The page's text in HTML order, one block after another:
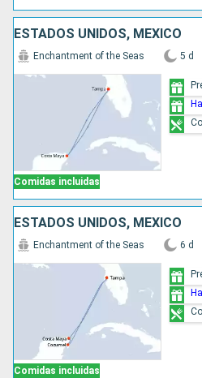
ESTADOS UNIDOS, MÉXICO
Comidas incluidas
Enchantment of the Seas 5 d
ESTADOS UNIDOS, MÉXICO
Comidas incluidas
Enchantment of the Seas 6 d